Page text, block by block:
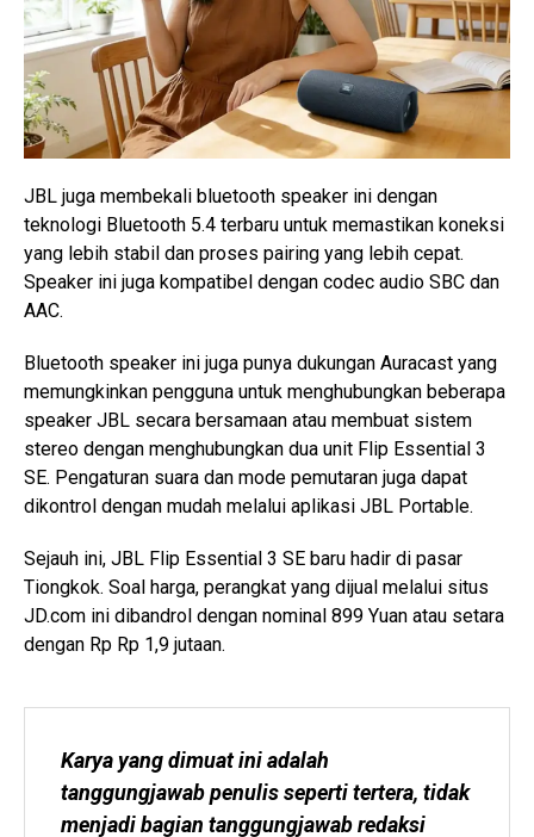
JBL juga membekali bluetooth speaker ini dengan
teknologi Bluetooth 5.4 terbaru untuk memastikan koneksi
yang lebih stabil dan proses pairing yang lebih cepat.
Speaker ini juga kompatibel dengan codec audio SBC dan
AAC.
Bluetooth speaker ini juga punya dukungan Auracast yang
memungkinkan pengguna untuk menghubungkan beberapa
speaker JBL secara bersamaan atau membuat sistem
stereo dengan menghubungkan dua unit Flip Essential 3
SE. Pengaturan suara dan mode pemutaran juga dapat
dikontrol dengan mudah melalui aplikasi JBL Portable.
Sejauh ini, JBL Flip Essential 3 SE baru hadir di pasar
Tiongkok. Soal harga, perangkat yang dijual melalui situs
JD.com ini dibandrol dengan nominal 899 Yuan atau setara
dengan Rp Rp 1,9 jutaan.
Karya yang dimuat ini adalah
tanggungjawab penulis seperti tertera, tidak